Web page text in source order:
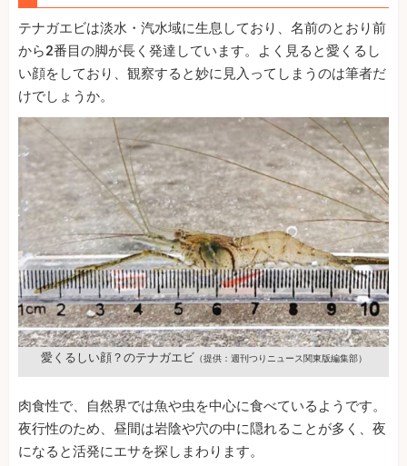
テナガエビは淡水・汽水域に生息しており、名前のとおり前
から2番目の脚が長く発達しています。よく見ると愛くるし
い顔をしており、観察すると妙に見入ってしまうのは筆者だ
けでしょうか。
愛くるしい顔？のテナガエビ （提供：週刊つりニュース関東版編集部）
肉食性で、自然界では魚や虫を中心に食べているようです。
夜行性のため、昼間は岩陰や穴の中に隠れることが多く、夜
になると活発にエサを探しまわります。